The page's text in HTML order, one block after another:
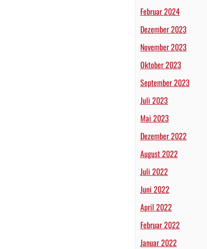
Februar 2024
Dezember 2023
November 2023
Oktober 2023
September 2023
Juli 2023
Mai 2023
Dezember 2022
August 2022
Juli 2022
Juni 2022
April 2022
Februar 2022
Januar 2022